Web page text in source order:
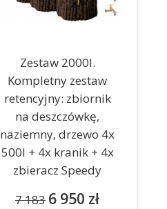
Zestaw 2000l.
Kompletny zestaw
retencyjny: zbiornik
na deszczówkę,
naziemny, drzewo 4x
500l + 4x kranik + 4x
zbieracz Speedy
7 183 6 950 zł